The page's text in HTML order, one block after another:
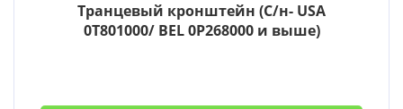
Транцевый кронштейн (С/н- USA
0T801000/ BEL 0P268000 и выше)